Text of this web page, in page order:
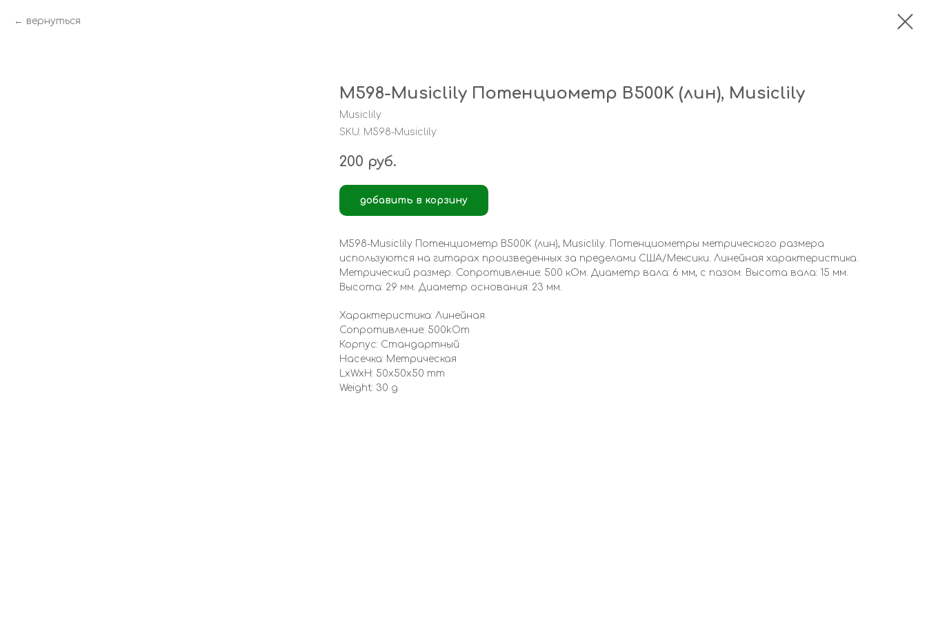
вернуться
M598-Musiclily Потенциометр B500K (лин), Musiclily
Musiclily
SKU: M598-Musiclily
200 руб.
добавить в корзину
M598-Musiclily Потенциометр B500K (лин), Musiclily. Потенциометры метрического размера
используются на гитарах произведенных за пределами США/Мексики. Линейная характеристика.
Метрический размер. Сопротивление: 500 кОм. Диаметр вала: 6 мм, с пазом. Высота вала: 15 мм.
Высота: 29 мм. Диаметр основания: 23 мм.
Характеристика: Линейная
Сопротивление: 500kOm
Корпус: Стандартный
Насечка: Метрическая
LxWxH: 50x50x50 mm
Weight: 30 g